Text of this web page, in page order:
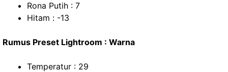
Rona Putih : 7
Hitam : -13
Rumus Preset Lightroom : Warna
Temperatur : 29